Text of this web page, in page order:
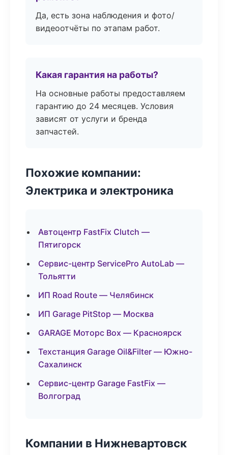
Да, есть зона наблюдения и фото/
видеоотчёты по этапам работ.
Какая гарантия на работы?
На основные работы предоставляем
гарантию до 24 месяцев. Условия
зависят от услуги и бренда
запчастей.
Похожие компании:
Электрика и электроника
Автоцентр FastFix Clutch —
Пятигорск
Сервис-центр ServicePro AutoLab —
Тольятти
ИП Road Route — Челябинск
ИП Garage PitStop — Москва
GARAGE Моторс Box — Красноярск
Техстанция Garage Oil&Filter — Южно-
Сахалинск
Сервис-центр Garage FastFix —
Волгоград
Компании в Нижневартовск